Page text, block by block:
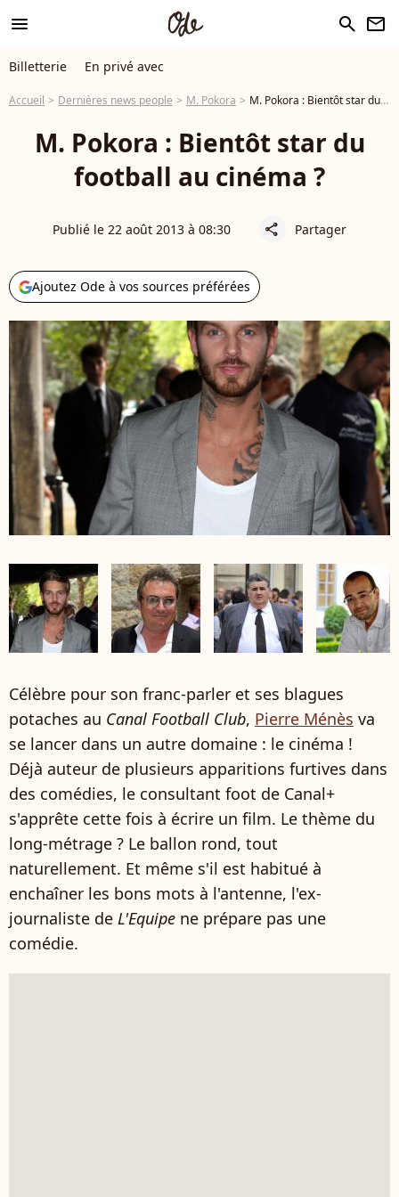
menu search newsletter
Billetterie En privé avec
Accueil Dernières news people M. Pokora M. Pokora : Bientôt star du football au cinéma ?
M. Pokora : Bientôt star du
football au cinéma ?
Publié le 22 août 2013 à 08:30 share Partager
Ajoutez Ode à vos sources préférées
Célèbre pour son franc-parler et ses blagues
potaches au Canal Football Club, Pierre Ménès va
se lancer dans un autre domaine : le cinéma !
Déjà auteur de plusieurs apparitions furtives dans
des comédies, le consultant foot de Canal+
s'apprête cette fois à écrire un film. Le thème du
long-métrage ? Le ballon rond, tout
naturellement. Et même s'il est habitué à
enchaîner les bons mots à l'antenne, l'ex-
journaliste de L'Equipe ne prépare pas une
comédie.